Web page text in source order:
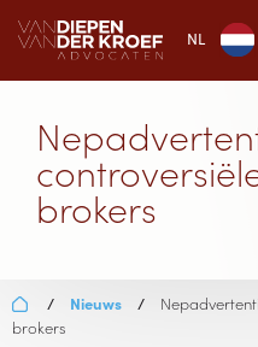
NL
brokers
/ Nieuws /
brokers